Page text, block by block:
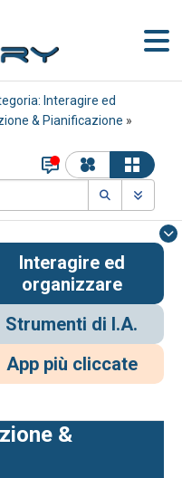
Interagire ed
& Pianificazione »
Interagire ed
organizzare
Strumenti di I.A.
App più cliccate
&